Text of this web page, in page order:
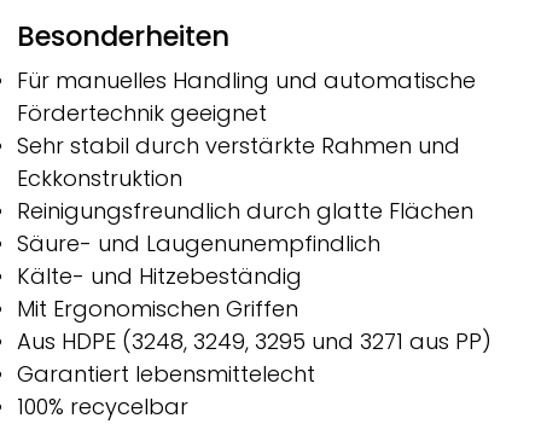
Besonderheiten
Für manuelles Handling und automatische
Fördertechnik geeignet
Sehr stabil durch verstärkte Rahmen und
Eckkonstruktion
Reinigungsfreundlich durch glatte Flächen
Säure- und Laugenunempfindlich
Kälte- und Hitzebeständig
Mit Ergonomischen Griffen
Aus HDPE (3248, 3249, 3295 und 3271 aus PP)
Garantiert lebensmittelecht
100% recycelbar